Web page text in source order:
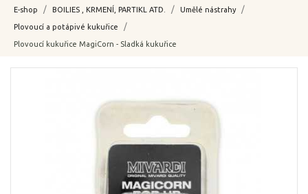
E-shop BOILIES , KRMENÍ, PARTIKL ATD. Umělé nástrahy
Plovoucí a potápivé kukuřice
Plovoucí kukuřice MagiCorn - Sladká kukuřice